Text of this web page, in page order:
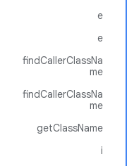
e
e
findCallerClassNa
me
findCallerClassNa
me
getClassName
i